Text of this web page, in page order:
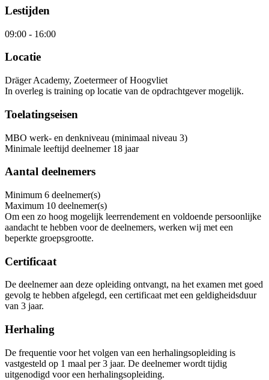
Lestijden
09:00 - 16:00
Locatie
Dräger Academy, Zoetermeer of Hoogvliet
In overleg is training op locatie van de opdrachtgever mogelijk.
Toelatingseisen
MBO werk- en denkniveau (minimaal niveau 3)
Minimale leeftijd deelnemer 18 jaar
Aantal deelnemers
Minimum 6 deelnemer(s)
Maximum 10 deelnemer(s)
Om een zo hoog mogelijk leerrendement en voldoende persoonlijke
aandacht te hebben voor de deelnemers, werken wij met een
beperkte groepsgrootte.
Certificaat
De deelnemer aan deze opleiding ontvangt, na het examen met goed
gevolg te hebben afgelegd, een certificaat met een geldigheidsduur
van 3 jaar.
Herhaling
De frequentie voor het volgen van een herhalingsopleiding is
vastgesteld op 1 maal per 3 jaar. De deelnemer wordt tijdig
uitgenodigd voor een herhalingsopleiding.